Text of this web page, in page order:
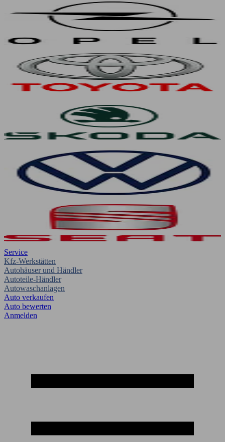
Service
Kfz-Werkstätten
Autohäuser und Händler
Autoteile-Händler
Autowaschanlagen
Auto verkaufen
Auto bewerten
Anmelden